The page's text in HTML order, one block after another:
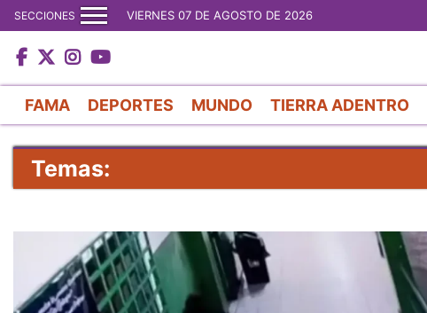
SECCIONES VIERNES 07 DE AGOSTO DE 2026
FAMA DEPORTES MUNDO TIERRA ADENTRO
Temas: